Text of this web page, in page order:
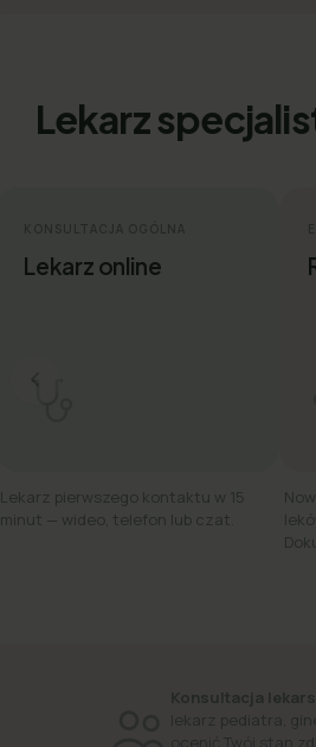
Lekarz
Lekarz online
Lekarz pierwszego kontaktu w 15
minut — wideo, telefon lub czat.
Konsultacja
lekarz pediatra,
ocenić Twój stan